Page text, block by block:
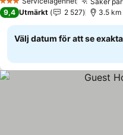
3 Stjärnor
9,4 Utmärkt 2 527 3.5
Välj datum för att se